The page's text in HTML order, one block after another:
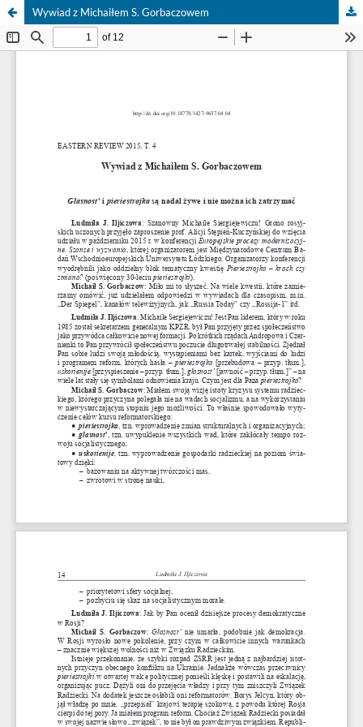
Wywiad z Michaiłem S. Gorbaczowem